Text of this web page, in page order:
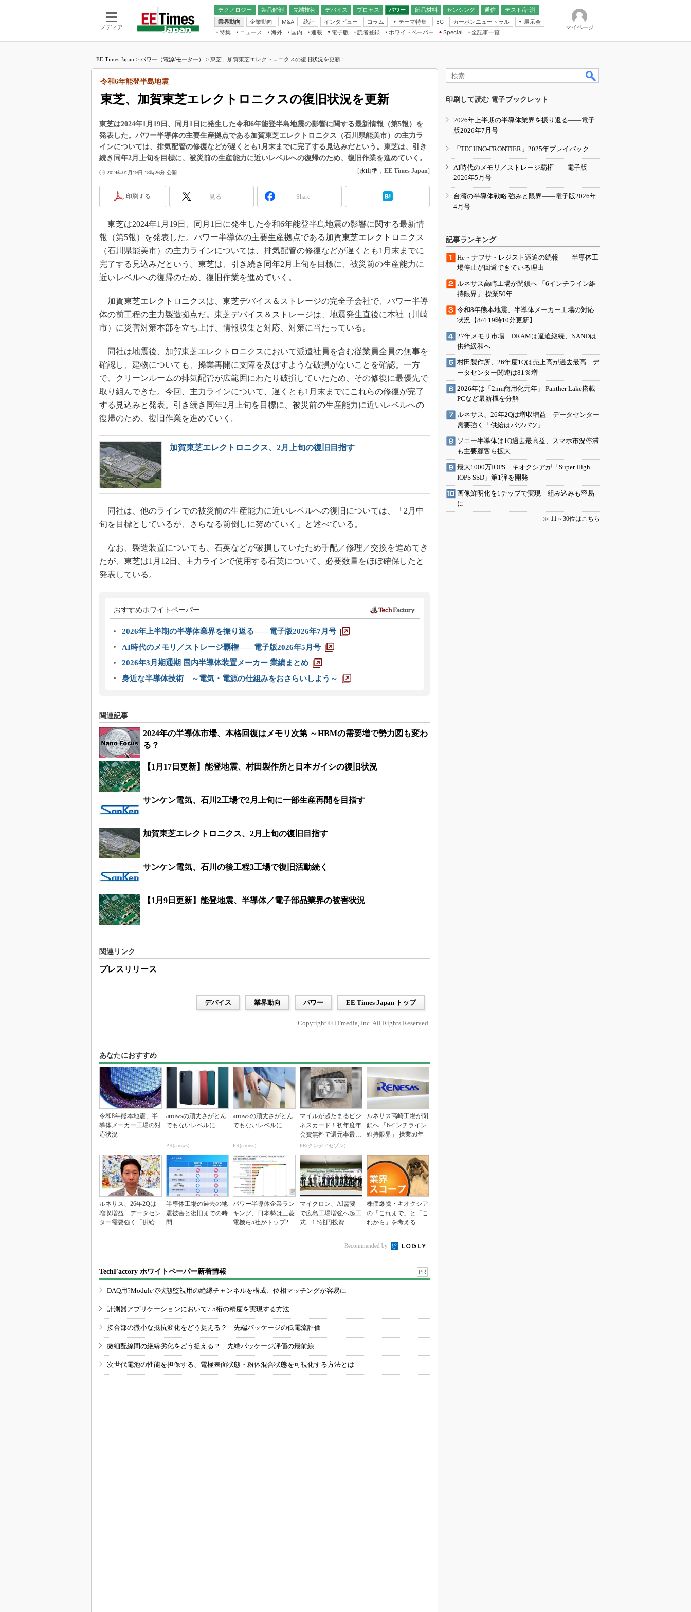
メディア
テクノロジー 製品解剖
先端技術
電池／エネルギー
デバイス
アナログ
マイコン
プロセス パワー 部品材料 センシング
通信
無線
テスト/計測
業界動向
企業動向 M&A 統計 インタビュー コラム
テーマ特集
フィジカルAI
読者調査（EE Times Research）
電源設計（EDN Japan）
エレクトロニクス入門（EDN
5G カーボンニュートラル
展示会
IoT・エッジコンピューティング
EXPO
TECHNO-FRONTIER
人とくるま展
特集 ニュース 海外 国内
連載
福田昭のデバイス通信
大山聡の業界スコープ
リタイア直前エンジニアの社会人大
学漂流記
世界を「数字」で回してみよう
この10年で起こったこと、次の10年
で起こること
製品分解で探るアジアの新トレンド
光伝送技術を知る
“異端児エンジニア”が仕掛けた社内
イノベーションは日本を救うのか
IHSアナリスト「未来展望」
ための新行動論
電子版
電子ブックレット
読者登録 ホワイトペーパー
Special
全記事一覧
マイページ
EE Times Japan > パワー（電源/モーター） > 東芝、加賀東芝エレクトロニクスの復旧状況を更新：...
東芝、加賀東芝エレクトロニクスの復旧状況を更新
令和6年能登半島地震
東芝は2024年1月19日、同月1日に発生した令和6年能登半島地震の影響に関する最新情報（第5報）を
発表した。パワー半導体の主要生産拠点である加賀東芝エレクトロニクス（石川県能美市）の主力ラ
インについては、排気配管の修復などが遅くとも1月末までに完了する見込みだという。東芝は、引き
続き同年2月上旬を目標に、被災前の生産能力に近いレベルへの復帰のため、復旧作業を進めていく。
2024年01月19日 18時26分 公開 [永山準 ， EE Times Japan]
印刷する 見る Share
東芝は2024年1月19日、同月1日に発生した令和6年能登半島地震の影響に関する最新情
報（第5報）を発表した。パワー半導体の主要生産拠点である加賀東芝エレクトロニクス
（石川県能美市）の主力ラインについては、排気配管の修復などが遅くとも1月末までに
完了する見込みだという。東芝は、引き続き同年2月上旬を目標に、被災前の生産能力に
近いレベルへの復帰のため、復旧作業を進めていく。
加賀東芝エレクトロニクスは、東芝デバイス＆ストレージの完全子会社で、パワー半導
体の前工程の主力製造拠点だ。東芝デバイス＆ストレージは、地震発生直後に本社（川崎
市）に災害対策本部を立ち上げ、情報収集と対応、対策に当たっている。
同社は地震後、加賀東芝エレクトロニクスにおいて派遣社員を含む従業員全員の無事を
確認し、建物についても、操業再開に支障を及ぼすような破損がないことを確認。一方
で、クリーンルームの排気配管が広範囲にわたり破損していたため、その修復に最優先で
取り組んできた。今回、主力ラインについて、遅くとも1月末までにこれらの修復が完了
する見込みと発表。引き続き同年2月上旬を目標に、被災前の生産能力に近いレベルへの
復帰のため、復旧作業を進めていく。
加賀東芝エレクトロニクス、2月上旬の復旧目指す
同社は、他のラインでの被災前の生産能力に近いレベルへの復旧については、「2月中
旬を目標としているが、さらなる前倒しに努めていく」と述べている。
なお、製造装置についても、石英などが破損していたため手配／修理／交換を進めてき
たが、東芝は1月12日、主力ラインで使用する石英について、必要数量をほぼ確保したと
発表している。
おすすめホワイトペーパー
2026年上半期の半導体業界を振り返る――電子版2026年7月号
AI時代のメモリ／ストレージ覇権――電子版2026年5月号
2026年3月期通期 国内半導体装置メーカー 業績まとめ
身近な半導体技術 ～電気・電源の仕組みをおさらいしよう～
関連記事
2024年の半導体市場、本格回復はメモリ次第 ～HBMの需要増で勢力図も変わ
る？
【1月17日更新】能登地震、村田製作所と日本ガイシの復旧状況
サンケン電気、石川2工場で2月上旬に一部生産再開を目指す
加賀東芝エレクトロニクス、2月上旬の復旧目指す
サンケン電気、石川の後工程3工場で復旧活動続く
【1月9日更新】能登地震、半導体／電子部品業界の被害状況
関連リンク
プレスリリース
デバイス 業界動向 パワー EE Times Japan トップ
Copyright © ITmedia, Inc. All Rights Reserved.
あなたにおすすめ
令和8年熊本地震、半
導体メーカー工場の対
応状況
arrowsの頑丈さがとん
でもないレベルに
PR(arrows)
arrowsの頑丈さがとん
でもないレベルに
PR(arrows)
マイルが超たまるビジ
ネスカード！初年度年
会費無料で還元率最大
1.125%
PR(クレディセゾン)
ルネサス高崎工場が閉
鎖へ 「6インチライン
維持限界」 操業50年
ルネサス、26年2Qは
増収増益 データセン
ター需要強く「供給は
半導体工場の過去の地
震被害と復旧までの時
間
パワー半導体企業ラン
キング、日本勢は三菱
電機ら5社がトップ20
マイクロン、AI需要
で広島工場増強へ起工
式 1.5兆円投資
株価爆騰・キオクシア
の「これまで」と「こ
れから」を考える
Recommended by
TechFactory ホワイトペーパー新着情報 PR
DAQ用?Moduleで状態監視用の絶縁チャンネルを構成、位相マッチングが容易に
計測器アプリケーションにおいて7.5桁の精度を実現する方法
接合部の微小な抵抗変化をどう捉える？ 先端パッケージの低電流評価
微細配線間の絶縁劣化をどう捉える？ 先端パッケージ評価の最前線
次世代電池の性能を担保する、電極表面状態・粉体混合状態を可視化する方法とは
印刷して読む 電子ブックレット
2026年上半期の半導体業界を振り返る――電子
版2026年7月号
「TECHNO-FRONTIER」2025年プレイバック
AI時代のメモリ／ストレージ覇権――電子版
2026年5月号
台湾の半導体戦略 強みと限界――電子版2026年
4月号
記事ランキング
He・ナフサ・レジスト逼迫の続報――半導体工
場停止が回避できている理由
ルネサス高崎工場が閉鎖へ 「6インチライン維
持限界」 操業50年
令和8年熊本地震、半導体メーカー工場の対応
状況【8/4 19時10分更新】
27年メモリ市場 DRAMは逼迫継続、NANDは
供給緩和へ
村田製作所、26年度1Qは売上高が過去最高 デ
ータセンター関連は81％増
2026年は「2nm商用化元年」 Panther Lake搭載
PCなど最新機を分解
ルネサス、26年2Qは増収増益 データセンター
需要強く「供給はパツパツ」
ソニー半導体は1Q過去最高益、スマホ市況停滞
も主要顧客ら拡大
最大1000万IOPS キオクシアが「Super High
IOPS SSD」第1弾を開発
画像鮮明化を1チップで実現 組み込みも容易
に
≫ 11～30位はこちら